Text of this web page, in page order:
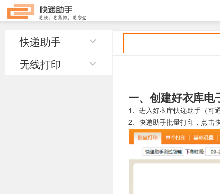
快递助手
无线打印
一、创建好衣库电
1、进入好衣库快递助手（可
2、快递助手批量打印，点击